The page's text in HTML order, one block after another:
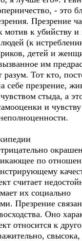
- это
Презрение
мотив к убийству и
(к
детей и
им
разум. Тот кто,
себе презрение,
стыда, а
и чувству
по
считает
их социально
Презрение
Оно
относится к
свысока,